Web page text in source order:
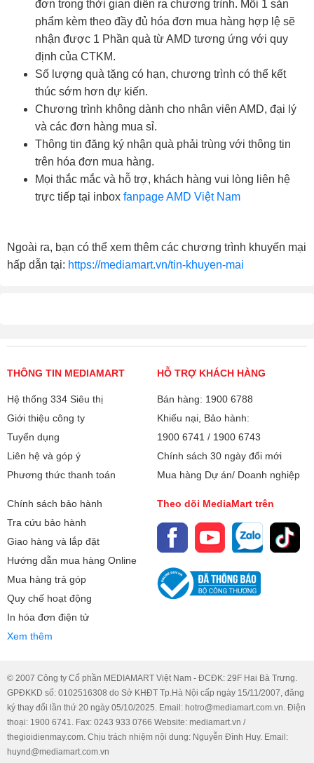
đơn trong thời gian diễn ra chương trình. Mỗi 1 sản
phẩm kèm theo đầy đủ hóa đơn mua hàng hợp lệ sẽ
nhận được 1 Phần quà từ AMD tương ứng với quy
định của CTKM.
Số lượng quà tặng có hạn, chương trình có thể kết
thúc sớm hơn dự kiến.
Chương trình không dành cho nhân viên AMD, đại lý
và các đơn hàng mua sỉ.
Thông tin đăng ký nhận quà phải trùng với thông tin
trên hóa đơn mua hàng.
Mọi thắc mắc và hỗ trợ, khách hàng vui lòng liên hệ
trực tiếp tại inbox fanpage AMD Việt Nam
Ngoài ra, bạn có thể xem thêm các chương trình khuyến mại
hấp dẫn tại: https://mediamart.vn/tin-khuyen-mai
THÔNG TIN MEDIAMART
Hệ thống 334 Siêu thị
Giới thiệu công ty
Tuyển dụng
Liên hệ và góp ý
Phương thức thanh toán
HỖ TRỢ KHÁCH HÀNG
Bán hàng: 1900 6788
Khiếu nại, Bảo hành:
1900 6741 / 1900 6743
Chính sách 30 ngày đổi mới
Mua hàng Dự án/ Doanh nghiệp
Chính sách bảo hành
Tra cứu bảo hành
Giao hàng và lắp đặt
Hướng dẫn mua hàng Online
Mua hàng trả góp
Quy chế hoạt động
In hóa đơn điện tử
Xem thêm
Theo dõi MediaMart trên
© 2007 Công ty Cổ phần MEDIAMART Việt Nam - ĐCĐK: 29F Hai Bà Trưng.
GPĐKKD số: 0102516308 do Sở KHĐT Tp.Hà Nội cấp ngày 15/11/2007, đăng
ký thay đổi lần thứ 20 ngày 05/10/2025. Email: hotro@mediamart.com.vn. Điện
thoại: 1900 6741. Fax: 0243 933 0766 Website: mediamart.vn /
thegioidienmay.com. Chịu trách nhiệm nội dung: Nguyễn Đình Huy. Email:
huynd@mediamart.com.vn